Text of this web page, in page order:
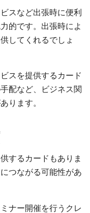
スなど出張時に便利
的です。出張時によ
してくれるでしょ
スを提供するカード
配など、ビジネス関
ります。
するカードもありま
つながる可能性があ
ナー開催を行うクレ